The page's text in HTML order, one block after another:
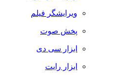
ویرایشگر فیلم
پخش صوت
ابزار سی دی
ابزار رایت